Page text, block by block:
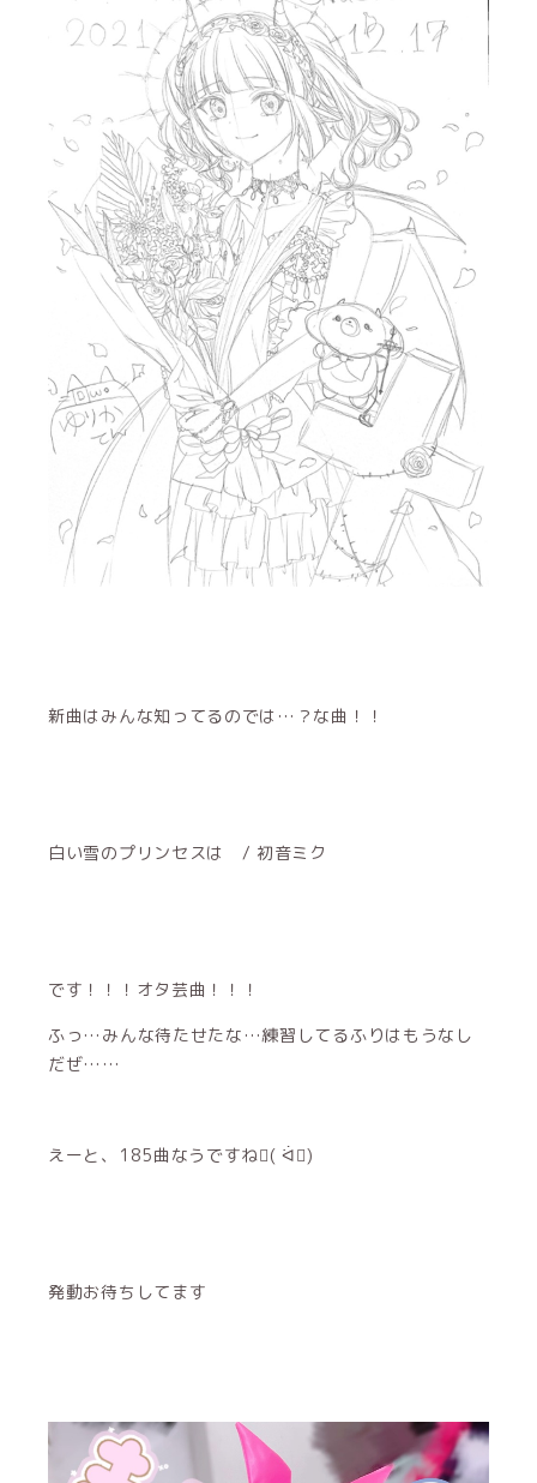
新曲はみんな知ってるのでは…？な曲！！
白い雪のプリンセスは / 初音ミク
です！！！オタ芸曲！！！
ふっ…みんな待たせたな…練習してるふりはもうなし
だぜ……
えーと、185曲なうですね( ᐛ)
発動お待ちしてます